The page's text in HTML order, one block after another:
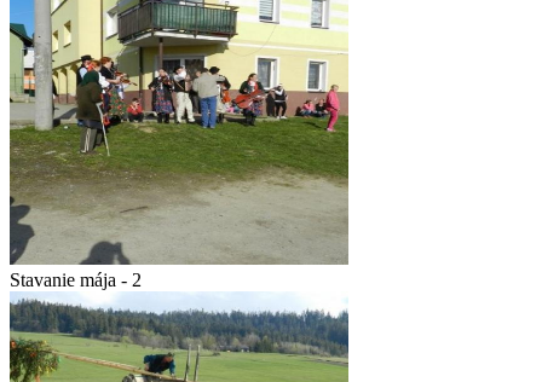
Stavanie mája - 2